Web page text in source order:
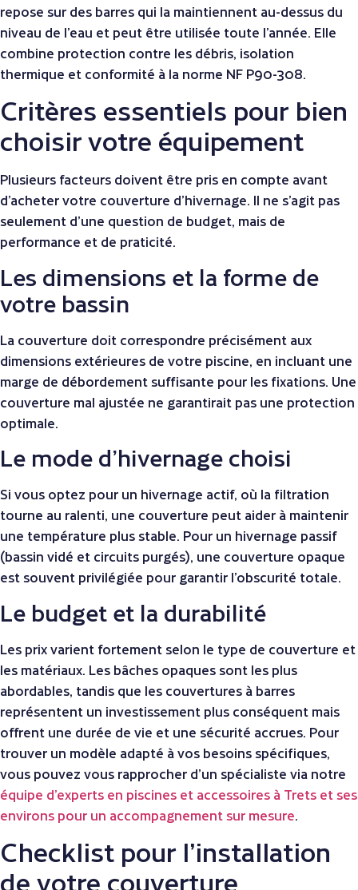
repose sur des barres qui la maintiennent au-dessus du
niveau de l’eau et peut être utilisée toute l’année. Elle
combine protection contre les débris, isolation
thermique et conformité à la norme NF P90-308.
Critères essentiels pour bien
choisir votre équipement
Plusieurs facteurs doivent être pris en compte avant
d’acheter votre couverture d’hivernage. Il ne s’agit pas
seulement d’une question de budget, mais de
performance et de praticité.
Les dimensions et la forme de
votre bassin
La couverture doit correspondre précisément aux
dimensions extérieures de votre piscine, en incluant une
marge de débordement suffisante pour les fixations. Une
couverture mal ajustée ne garantirait pas une protection
optimale.
Le mode d’hivernage choisi
Si vous optez pour un hivernage actif, où la filtration
tourne au ralenti, une couverture peut aider à maintenir
une température plus stable. Pour un hivernage passif
(bassin vidé et circuits purgés), une couverture opaque
est souvent privilégiée pour garantir l’obscurité totale.
Le budget et la durabilité
Les prix varient fortement selon le type de couverture et
les matériaux. Les bâches opaques sont les plus
abordables, tandis que les couvertures à barres
représentent un investissement plus conséquent mais
offrent une durée de vie et une sécurité accrues. Pour
trouver un modèle adapté à vos besoins spécifiques,
vous pouvez vous rapprocher d’un spécialiste via notre
équipe d’experts en piscines et accessoires à Trets et ses
environs pour un accompagnement sur mesure.
Checklist pour l’installation
de votre couverture